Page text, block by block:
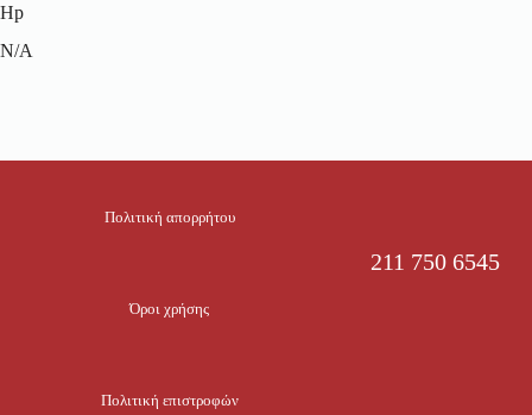
Hp
N/A
Πολιτική απορρήτου
Όροι χρήσης
Πολιτική επιστροφών
211 750 6545